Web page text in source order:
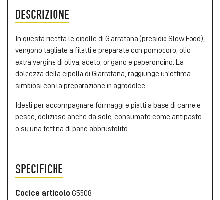
DESCRIZIONE
In questa ricetta le cipolle di Giarratana (presidio Slow Food),
vengono tagliate a filetti e preparate con pomodoro, olio
extra vergine di oliva, aceto, origano e peperoncino. La
dolcezza della cipolla di Giarratana, raggiunge un'ottima
simbiosi con la preparazione in agrodolce.
Ideali per accompagnare formaggi e piatti a base di carne e
pesce, deliziose anche da sole, consumate come antipasto
o su una fettina di pane abbrustolito.
SPECIFICHE
Codice articolo G5508